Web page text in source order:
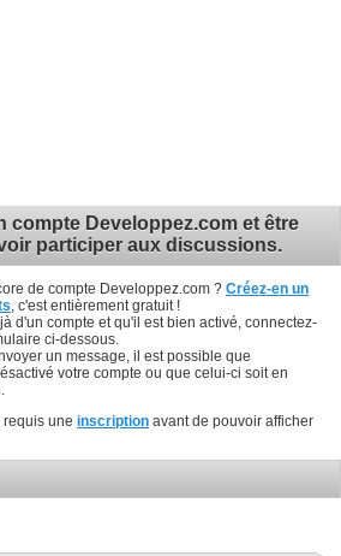
compte Developpez.com et être
participer aux discussions.
de compte Developpez.com ? Créez-en un
, c'est entièrement gratuit !
d'un compte et qu'il est bien activé, connectez-
ci-dessous.
un message, il est possible que
votre compte ou que celui-ci soit en
requis une inscription avant de pouvoir afficher